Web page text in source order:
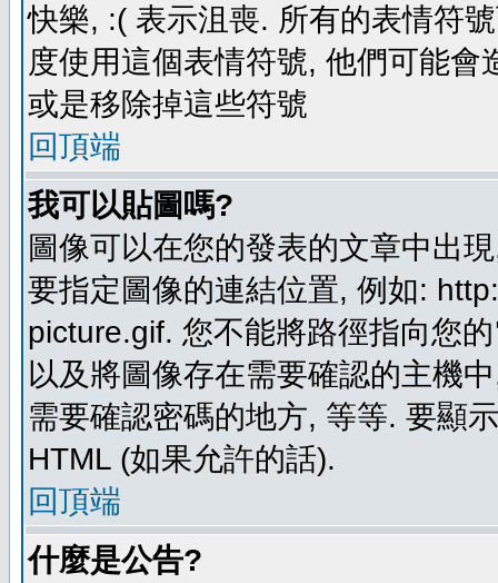
快樂, :( 表示沮喪. 所有的表情符
度使用這個表情符號, 他們可能
或是移除掉這些符號
回頂端
我可以貼圖嗎?
圖像可以在您的發表的文章中出
要指定圖像的連結位置, 例如:
picture.gif. 您不能將路徑指向您
以及將圖像存在需要確認的主機
需要確認密碼的地方, 等等. 要顯
HTML (如果允許的話).
回頂端
什麼是公告?